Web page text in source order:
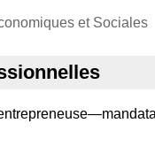
et Sociales